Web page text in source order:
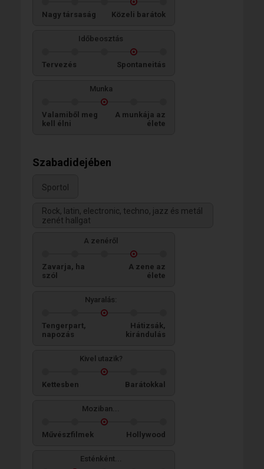
Nagy társaság Közeli barátok
Időbeosztás
Tervezés Spontaneitás
Munka
Valamiből meg
kell élni
A munkája az
élete
Szabadidejében
Sportol
Rock, latin, electronic, techno, jazz és metál
zenét hallgat
A zenéről
Zavarja, ha
szól
A zene az
élete
Nyaralás:
Tengerpart,
napozás
Hátizsák,
kirándulás
Kivel utazik?
Kettesben Barátokkal
Moziban...
Művészfilmek Hollywood
Esténként...